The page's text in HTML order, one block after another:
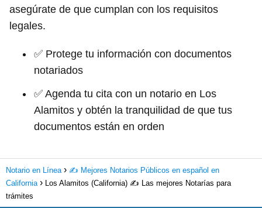
asegúrate de que cumplan con los requisitos
legales.
✅ Protege tu información con documentos
notariados
✅ Agenda tu cita con un notario en Los
Alamitos y obtén la tranquilidad de que tus
documentos están en orden
Notario en Línea
✍️ Mejores Notarios Públicos en español en
California
Los Alamitos (California) ✍️ Las mejores Notarías para
trámites